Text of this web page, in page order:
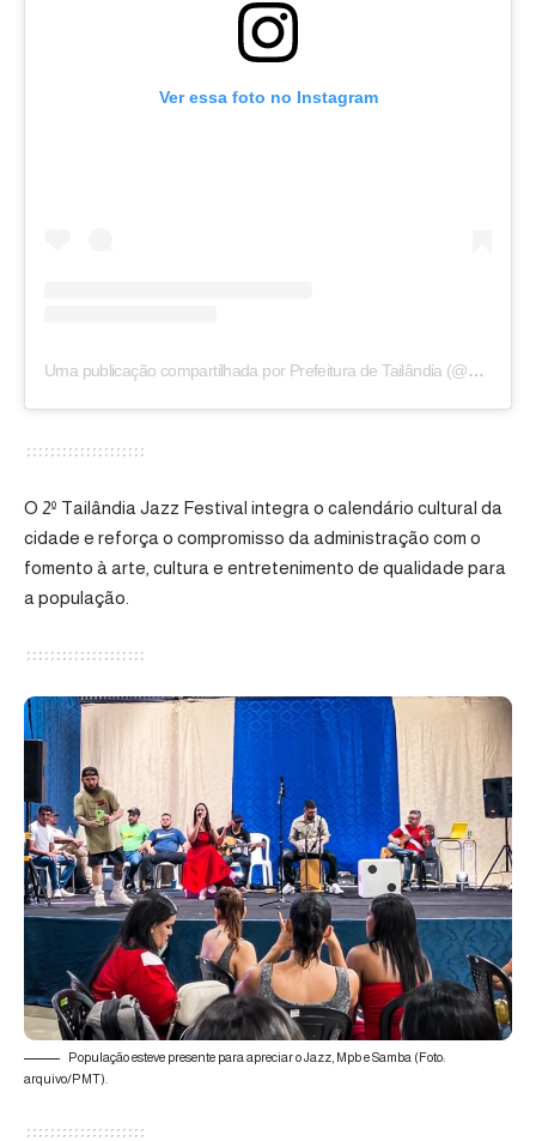
Ver essa foto no Instagram
Uma publicação compartilhada por Prefeitura de Tailândia (@prefeituradetailandia)
O 2º Tailândia Jazz Festival integra o calendário cultural da
cidade e reforça o compromisso da administração com o
fomento à arte, cultura e entretenimento de qualidade para
a população.
População esteve presente para apreciar o Jazz, Mpb e Samba (Foto:
arquivo/PMT).